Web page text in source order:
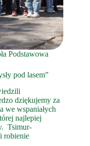
Podstawowa
pod lasem”
dziękujemy za
we wspaniałych
najlepiej
Tsimur-
robienie